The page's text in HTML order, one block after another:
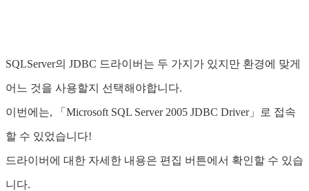
SQLServer의 JDBC 드라이버는 두 가지가 있지만 환경에 맞게
어느 것을 사용할지 선택해야합니다.
이번에는, 「Microsoft SQL Server 2005 JDBC Driver」로 접속
할 수 있었습니다!
드라이버에 대한 자세한 내용은 편집 버튼에서 확인할 수 있습
니다.